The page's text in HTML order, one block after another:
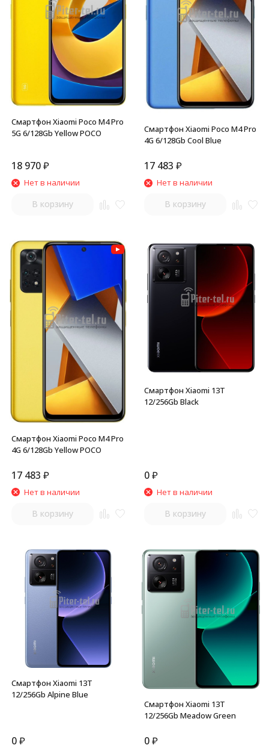
Смартфон Xiaomi Poco M4 Pro
5G 6/128Gb Yellow POCO
18 970₽
Нет в наличии
В корзину
Смартфон Xiaomi Poco M4 Pro
4G 6/128Gb Cool Blue
17 483 ₽
Нет в наличии
В корзину
Смартфон Xiaomi Poco M4 Pro
4G 6/128Gb Yellow POCO
17 483 ₽
Нет в наличии
В корзину
Смартфон Xiaomi 13T
12/256Gb Black
0₽
Нет в наличии
В корзину
Смартфон Xiaomi 13T
12/256Gb Alpine Blue
0₽
Смартфон Xiaomi 13T
12/256Gb Meadow Green
0₽